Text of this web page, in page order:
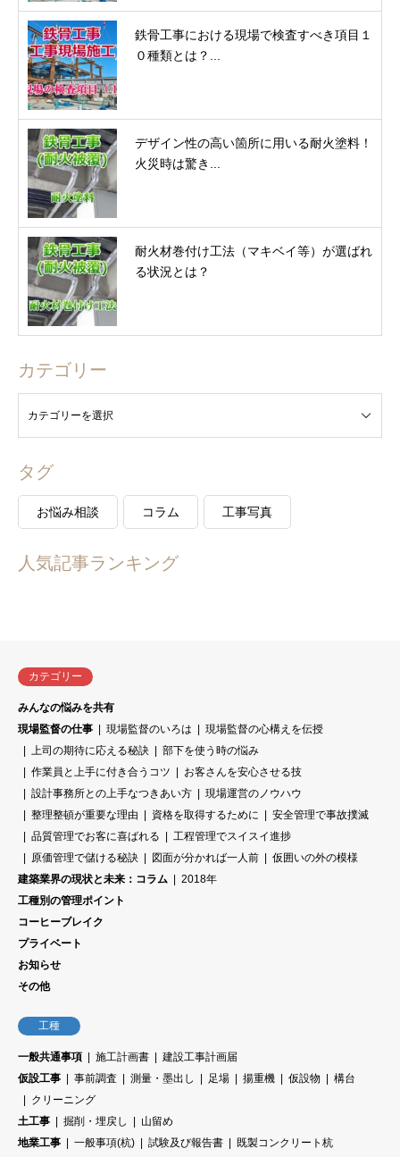
鉄骨工事における現場で検査すべき項目１
０種類とは？...
デザイン性の高い箇所に用いる耐火塗料！
火災時は驚き...
耐火材巻付け工法（マキベイ等）が選ばれ
る状況とは？
カテゴリー
タグ
お悩み相談 コラム 工事写真
人気記事ランキング
カテゴリー
みんなの悩みを共有
現場監督の仕事
現場監督のいろは
現場監督の心構えを伝授
上司の期待に応える秘訣
部下を使う時の悩み
作業員と上手に付き合うコツ
お客さんを安心させる技
設計事務所との上手なつきあい方
現場運営のノウハウ
整理整頓が重要な理由
資格を取得するために
安全管理で事故撲滅
品質管理でお客に喜ばれる
工程管理でスイスイ進捗
原価管理で儲ける秘訣
図面が分かれば一人前
仮囲いの外の模様
建築業界の現状と未来：コラム
2018年
工種別の管理ポイント
コーヒーブレイク
プライベート
お知らせ
その他
工種
一般共通事項 施工計画書
建設工事計画届
仮設工事
事前調査 測量・墨出し 足場 揚重機 仮設物
構台
クリーニング
土工事
掘削・埋戻し
山留め
地業工事
一般事項(杭) 試験及び報告書
既製コンクリート杭